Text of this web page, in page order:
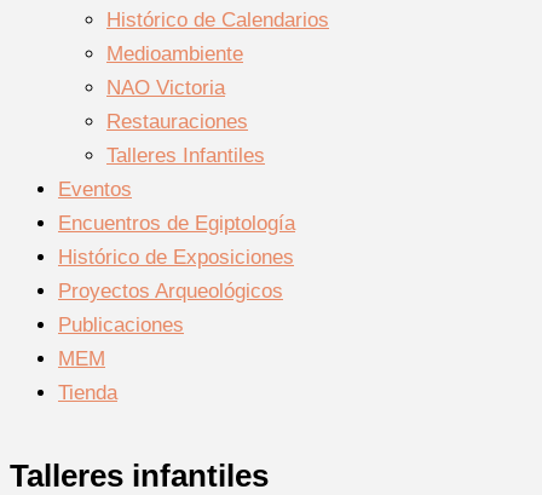
Histórico de Calendarios
Medioambiente
NAO Victoria
Restauraciones
Talleres Infantiles
Eventos
Encuentros de Egiptología
Histórico de Exposiciones
Proyectos Arqueológicos
Publicaciones
MEM
Tienda
Talleres infantiles